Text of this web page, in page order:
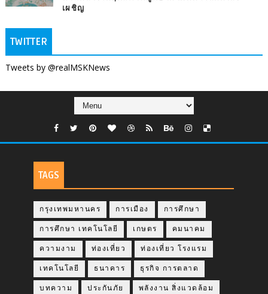
เผชิญ
TWITTER
Tweets by @realMSKNews
TAGS
กรุงเทพมหานคร การเมือง การศึกษา
การศึกษา เทคโนโลยี เกษตร คมนาคม
ความงาม ท่องเที่ยว ท่องเที่ยว โรงแรม
เทคโนโลยี ธนาคาร ธุรกิจ การตลาด
บทความ ประกันภัย พลังงาน สิ่งแวดล้อม